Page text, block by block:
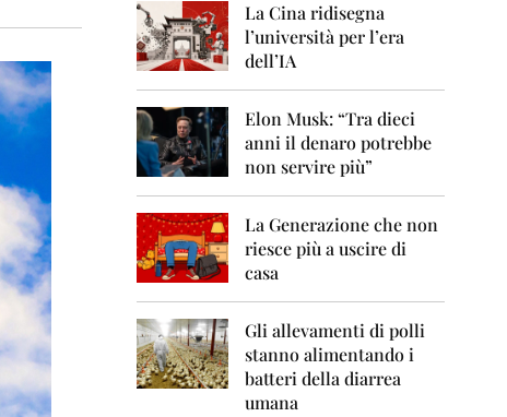
2
0
0
0
8
2
0
9
2
La Cina ridisegna
l’università per l’era
dell’IA
Elon Musk: “Tra dieci
anni il denaro potrebbe
non servire più”
La Generazione che non
riesce più a uscire di
casa
Gli allevamenti di polli
stanno alimentando i
batteri della diarrea
umana